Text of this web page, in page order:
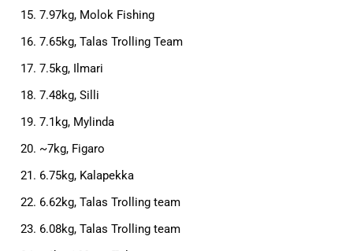
7.97kg, Molok Fishing
7.65kg, Talas Trolling Team
7.5kg, Ilmari
7.48kg, Silli
7.1kg, Mylinda
~7kg, Figaro
6.75kg, Kalapekka
6.62kg, Talas Trolling team
6.08kg, Talas Trolling team